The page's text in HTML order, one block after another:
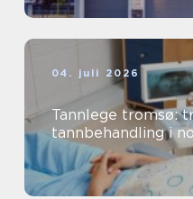
04. juli 2026
Tannlege tromsø:
tannbehandling i